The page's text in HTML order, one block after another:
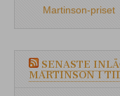
Martinson-priset
SENASTE
MARTINSON I